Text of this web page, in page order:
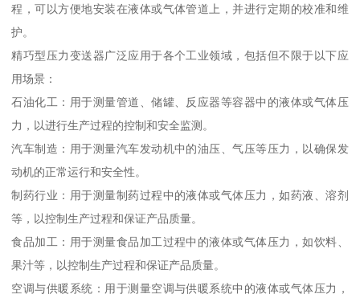
程，可以方便地安装在液体或气体管道上，并进行定期的校准和维
护。
精巧型压力变送器广泛应用于各个工业领域，包括但不限于以下应
用场景：
石油化工：用于测量管道、储罐、反应器等容器中的液体或气体压
力，以进行生产过程的控制和安全监测。
汽车制造：用于测量汽车发动机中的油压、气压等压力，以确保发
动机的正常运行和安全性。
制药行业：用于测量制药过程中的液体或气体压力，如药液、溶剂
等，以控制生产过程和保证产品质量。
食品加工：用于测量食品加工过程中的液体或气体压力，如饮料、
果汁等，以控制生产过程和保证产品质量。
空调与供暖系统：用于测量空调与供暖系统中的液体或气体压力，